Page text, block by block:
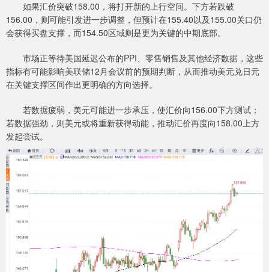
如果汇价突破158.00，将打开新的上行空间。下方若跌破
156.00，则可能引发进一步调整，但预计在155.40以及155.00关口仍
会获得买盘支撑，而154.50区域则是更为关键的中期底部。
市场正等待美国延迟公布的PPI、零售销售及其他经济数据，这些
指标有可能影响美联储12月会议前的预期判断，从而推动美元兑日元
在关键支撑区间作出更明确的方向选择。
若数据疲弱，美元可能进一步承压，使汇价向156.00下方测试；
若数据强劲，则美元或将重新获得动能，推动汇价再度向158.00上方
发起尝试。